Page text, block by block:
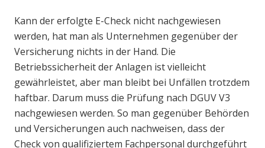
Kann der erfolgte E-Check nicht nachgewiesen
werden, hat man als Unternehmen gegenüber der
Versicherung nichts in der Hand. Die
Betriebssicherheit der Anlagen ist vielleicht
gewährleistet, aber man bleibt bei Unfällen trotzdem
haftbar. Darum muss die Prüfung nach DGUV V3
nachgewiesen werden. So man gegenüber Behörden
und Versicherungen auch nachweisen, dass der
Check von qualifiziertem Fachpersonal durchgeführt